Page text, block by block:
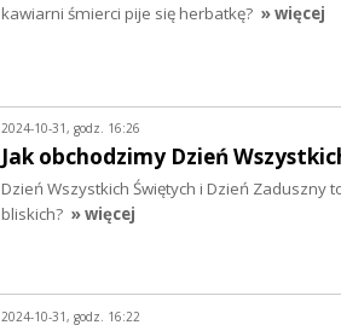
kawiarni śmierci pije się herbatkę? » więcej
2024-10-31, godz. 16:26
Jak obchodzimy Dzień
Dzień Wszystkich Świętych i Dzień Zaduszny
bliskich? » więcej
2024-10-31, godz. 16:22